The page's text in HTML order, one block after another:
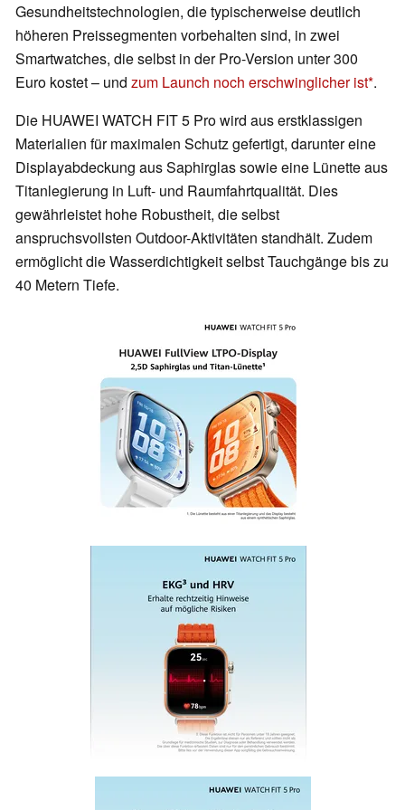
Gesundheitstechnologien, die typischerweise deutlich
höheren Preissegmenten vorbehalten sind, in zwei
Smartwatches, die selbst in der Pro-Version unter 300
Euro kostet – und zum Launch noch erschwinglicher ist .
Die HUAWEI WATCH FIT 5 Pro wird aus erstklassigen
Materialien für maximalen Schutz gefertigt, darunter eine
Displayabdeckung aus Saphirglas sowie eine Lünette aus
Titanlegierung in Luft- und Raumfahrtqualität. Dies
gewährleistet hohe Robustheit, die selbst
anspruchsvollsten Outdoor-Aktivitäten standhält. Zudem
ermöglicht die Wasserdichtigkeit selbst Tauchgänge bis zu
40 Metern Tiefe.